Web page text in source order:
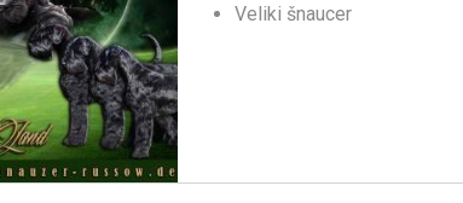
Veliki šnaucer